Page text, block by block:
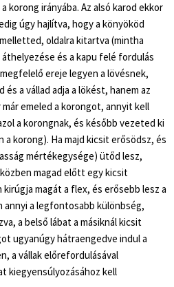
korong irányába. Az alsó karod ekkor
úgy hajlítva, hogy a könyököd
oldalra kitartva (mintha
és a kapu felé fordulás
ereje legyen a lövésnek,
és a vállad adja a lökést, hanem az
emeled a korongot, annyit kell
a korongnak, és később vezeted ki
a korong). Ha majd kicsit erősödsz, és
mértékegysége) ütőd lesz,
magad előtt egy kicsit
magát a flex, és erősebb lesz a
annyi a legfontosabb különbség,
a belső lábat a másiknál kicsit
ugyanúgy hátraengedve indul a
a vállak előrefordulásával
kiegyensúlyozásához kell